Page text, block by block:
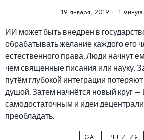
19 января, 2019 1
ИИ может быть внедрен в
обрабатывать желание каждого его
естественного права. Люди начнут
чем священные писания или науку.
путём глубокой интеграции
душой. Затем начнётся новый круг —
самодостаточным и идеи
преобладать.
GAI РЕЛИГИЯ